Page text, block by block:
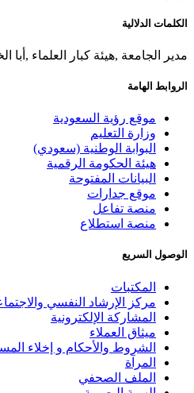
الكلمات الدلالية
مدير الجامعة ,هيئة كبار العلماء ,أبا
الروابط الهامة
موقع رؤية السعودية
وزارة التعليم
البوابة الوطنية (سعودي)
هيئة الحكومة الرقمية
البيانات المفتوحة
موقع جدارات
منصة تفاعل
منصة استطلاع
الوصول السريع
المكتبات
مركز الإرشاد النفسي
المشاركة الإلكترونية
ميثاق العملاء
الشروط والأحكام و إخلاء
المرآة
الملف الصحفي